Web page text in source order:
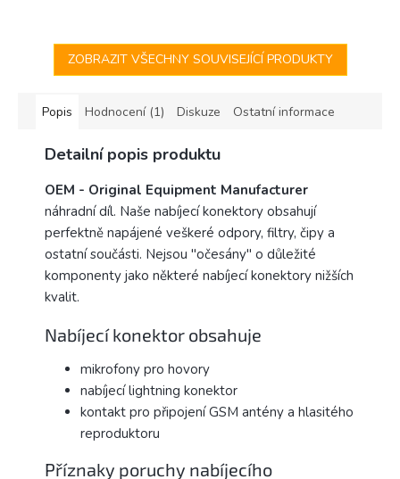
výměnu u...
ZOBRAZIT VŠECHNY SOUVISEJÍCÍ PRODUKTY
Popis Hodnocení (1) Diskuze Ostatní informace
Detailní popis produktu
OEM - Original Equipment Manufacturer
náhradní díl. Naše nabíjecí konektory obsahují
perfektně napájené veškeré odpory, filtry, čipy a
ostatní součásti. Nejsou "očesány" o důležité
komponenty jako některé nabíjecí konektory nižších
kvalit.
Nabíjecí konektor obsahuje
mikrofony pro hovory
nabíjecí lightning konektor
kontakt pro připojení GSM antény a hlasitého
reproduktoru
Příznaky poruchy nabíjecího